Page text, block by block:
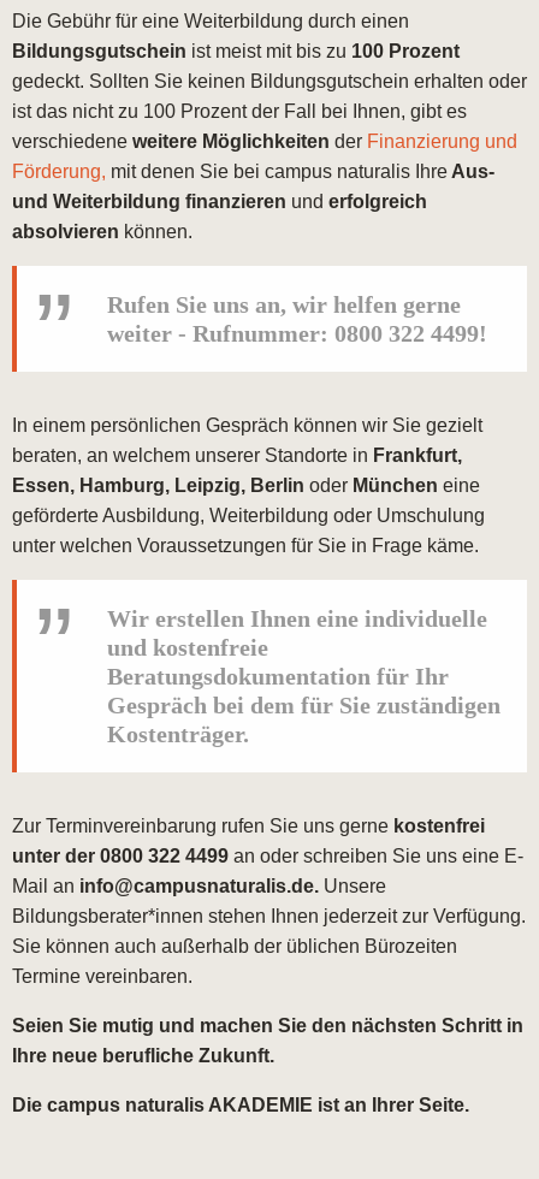
Die Gebühr für eine Weiterbildung durch einen
Bildungsgutschein ist meist mit bis zu 100 Prozent
gedeckt. Sollten Sie keinen Bildungsgutschein erhalten oder
ist das nicht zu 100 Prozent der Fall bei Ihnen, gibt es
verschiedene weitere Möglichkeiten der Finanzierung und
Förderung, mit denen Sie bei campus naturalis Ihre Aus-
und Weiterbildung finanzieren und erfolgreich
absolvieren können.
Rufen Sie uns an, wir helfen gerne
weiter - Rufnummer: 0800 322 4499!
In einem persönlichen Gespräch können wir Sie gezielt
beraten, an welchem unserer Standorte in Frankfurt,
Essen, Hamburg, Leipzig, Berlin oder München eine
geförderte Ausbildung, Weiterbildung oder Umschulung
unter welchen Voraussetzungen für Sie in Frage käme.
Wir erstellen Ihnen eine individuelle
und kostenfreie
Beratungsdokumentation für Ihr
Gespräch bei dem für Sie zuständigen
Kostenträger.
Zur Terminvereinbarung rufen Sie uns gerne kostenfrei
unter der 0800 322 4499 an oder schreiben Sie uns eine E-
Mail an info@campusnaturalis.de. Unsere
Bildungsberater*innen stehen Ihnen jederzeit zur Verfügung.
Sie können auch außerhalb der üblichen Bürozeiten
Termine vereinbaren.
Seien Sie mutig und machen Sie den nächsten Schritt in
Ihre neue berufliche Zukunft.
Die campus naturalis AKADEMIE ist an Ihrer Seite.